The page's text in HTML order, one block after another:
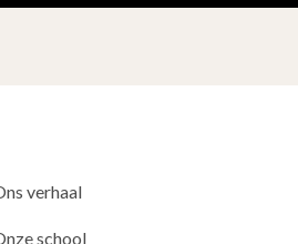
verhaal
school